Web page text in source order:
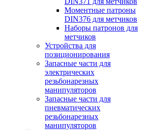
Моментные патроны
DIN376 для метчиков
Наборы патронов для
метчиков
Устройства для
позиционирования
Запасные части для
электрических
резьбонарезных
манипуляторов
Запасные части для
пневматических
резьбонарезных
манипуляторов